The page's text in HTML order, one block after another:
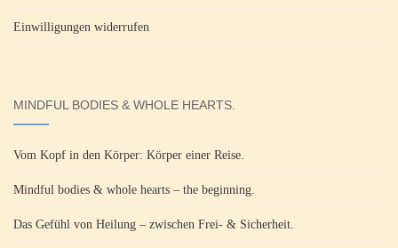
Einwilligungen widerrufen
MINDFUL BODIES & WHOLE HEARTS.
Vom Kopf in den Körper: Körper einer Reise.
Mindful bodies & whole hearts – the beginning.
Das Gefühl von Heilung – zwischen Frei- & Sicherheit.